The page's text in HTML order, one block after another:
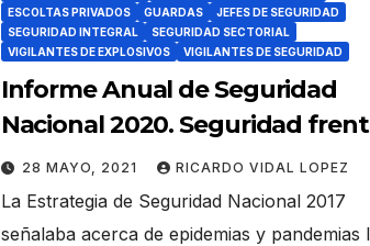
ESCOLTAS PRIVADOS
GUARDAS
JEFES DE SEGURIDAD
SEGURIDAD INTEGRAL
SEGURIDAD SECTORIAL
VIGILANTES DE EXPLOSIVOS
VIGILANTES DE SEGURIDAD
Informe Anual de Seguridad
Nacional 2020. Seguridad
epidemias y pandemias.
28 MAYO, 2021 RICARDO VIDAL LOPEZ
La Estrategia de Seguridad Nacional 2017
señalaba acerca de epidemias y pandemias